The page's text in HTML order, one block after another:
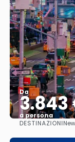
Da
3.843
a persona
DESTINAZIONI